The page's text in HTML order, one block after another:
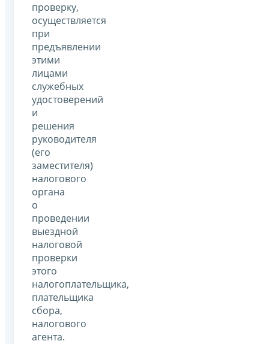
проверку,
осуществляется
при
предъявлении
этими
лицами
служебных
удостоверений
и
решения
руководителя
(его
заместителя)
налогового
органа
о
проведении
выездной
налоговой
проверки
этого
налогоплательщика,
плательщика
сбора,
налогового
агента.